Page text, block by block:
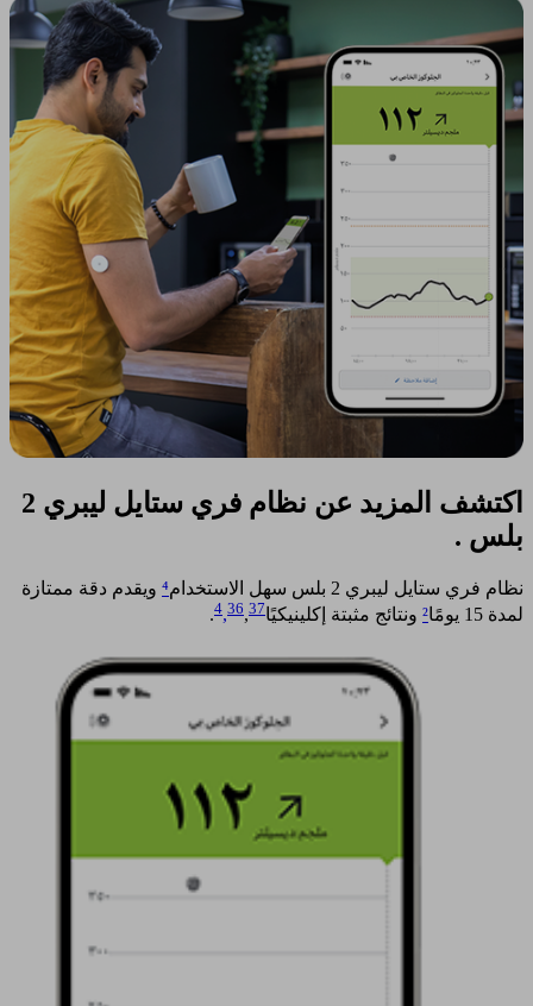
اكتشف المزيد عن نظام فري ستايل ليبري 2
بلس .​
نظام فري ستايل ليبري 2 بلس سهل الاستخدام ⁴ ويقدم دقة ممتازة
لمدة 15 يومًا
² ونتائج مثبتة إكلينيكيًا 4,36,37
.​